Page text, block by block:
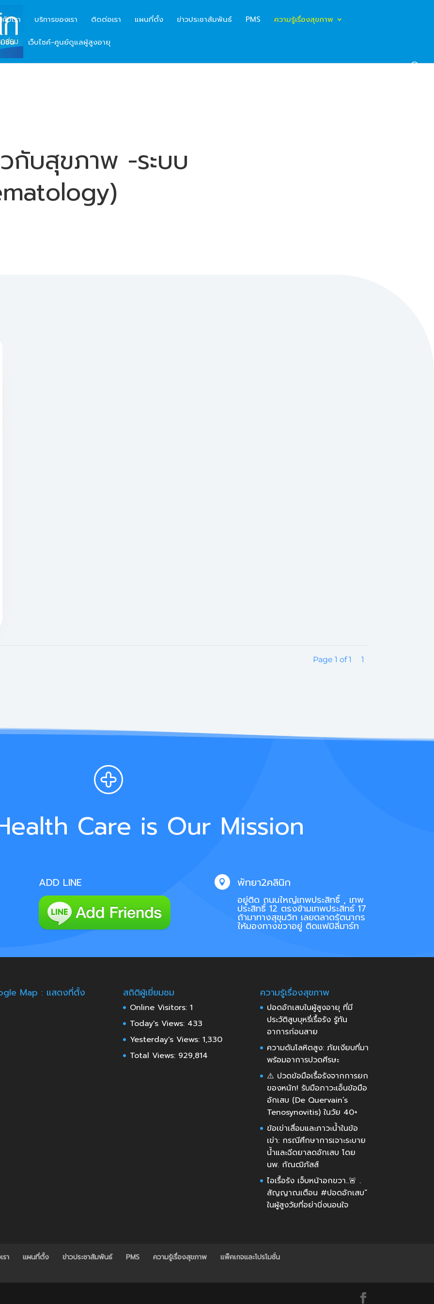
กับเรา บริการของเรา ติดต่อเรา แผนที่ตั้ง ข่าวประชาสัมพันธ์ PMS ความรู้เรื่องสุขภาพ
มชั่น เว็บไซค์-ศูนย์ดูแลผู้สูงอายุ
กับสุขภาพ -ระบบ
Page 1 of 1 1
Care is Our Mission
ADD LINE  พัทยา2คลินิก
อยู่ติด ถนนใหญ่เทพประสิทธิ์ , เทพ
ประสิทธิ์ 12 ตรงข้ามเทพประสิทธ์ 17
ถ้ามาทางสุขุมวิท เลยตลาดรัตนากร
ให้มองทางขวาอยู่ ติดแฟมิลี่มาร์ท
Map : แสดงที่ตั้ง สถิติผู้เยี่ยมชม
Online Visitors: 1
Today's Views: 433
Yesterday's Views: 1,330
Total Views: 929,814
ความรู้เรื่องสุขภาพ
ปอดอักเสบในผู้สูงอายุ ที่มี
ประวัติสูบบุหรี่เรื้อรัง รู้ทัน
อาการก่อนสาย
ความดันโลหิตสูง: ภัยเงียบที่มา
พร้อมอาการปวดศีรษะ
⚠️ ปวดข้อมือเรื้อรังจากการยก
ของหนัก! รับมือภาวะเอ็นข้อมือ
อักเสบ (De Quervain’s
Tenosynovitis) ในวัย 40+
ข้อเข่าเสื่อมและภาวะน้ำในข้อ
เข่า: กรณีศึกษาการเจาะระบาย
น้ำและฉีดยาลดอักเสบ โดย
นพ. กัณฒิภัสส์
ไอเรื้อรัง เจ็บหน้าอกขวา..🚨 .
สัญญาณเตือน #ปอดอักเสบ”
ในผู้สูงวัยที่อย่านิ่งนอนใจ
า แผนที่ตั้ง ข่าวประชาสัมพันธ์ PMS ความรู้เรื่องสุขภาพ
แพ็คเกจและโปรโมชั่น